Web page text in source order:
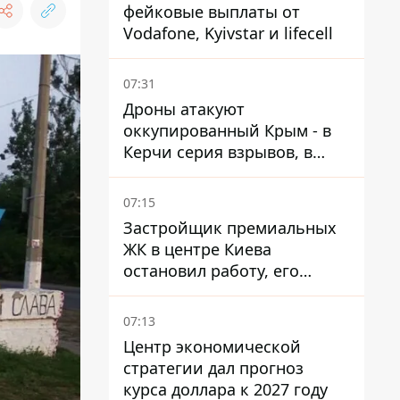
фейковые выплаты от
Vodafone, Kyivstar и lifecell
07:31
Дроны атакуют
оккупированный Крым - в
Керчи серия взрывов, в
Феодосии пожар
07:15
Застройщик премиальных
ЖК в центре Киева
остановил работу, его
руководители сбежали из
Украины - Bihus.info
07:13
Центр экономической
стратегии дал прогноз
курса доллара к 2027 году